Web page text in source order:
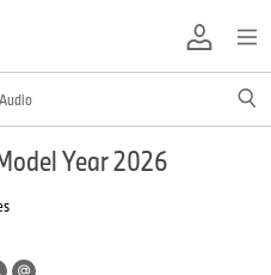
Audio
Year 2026